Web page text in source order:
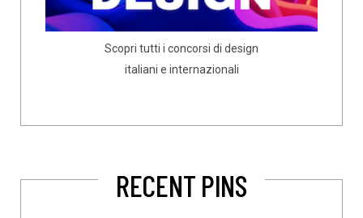
Scopri tutti i concorsi di design
italiani e internazionali
RECENT PINS